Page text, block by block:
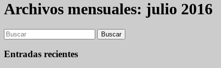
Archivos mensuales: julio 2016
Buscar: Buscar
Entradas recientes